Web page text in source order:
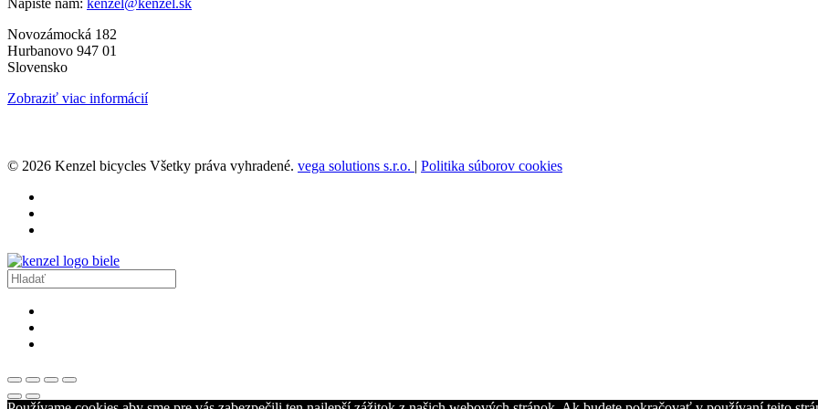
Napíšte nám: kenzel@kenzel.sk
Novozámocká 182
Hurbanovo 947 01
Slovensko
Zobraziť viac informácií
© 2026 Kenzel bicycles Všetky práva vyhradené. vega solutions s.r.o. | Politika súborov cookies